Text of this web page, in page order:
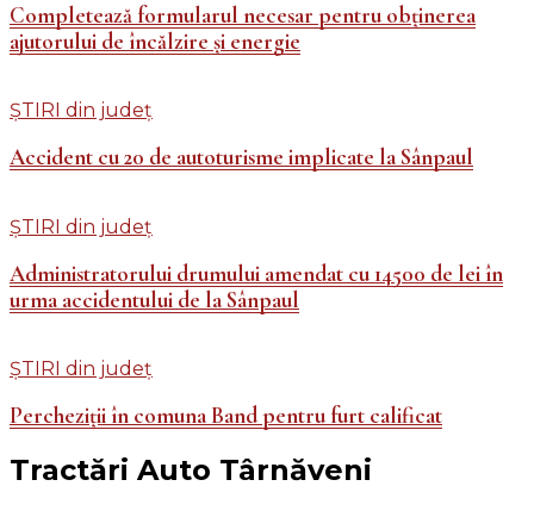
Completează formularul necesar pentru obținerea
ajutorului de încălzire și energie
ȘTIRI din județ
Accident cu 20 de autoturisme implicate la Sânpaul
ȘTIRI din județ
Administratorului drumului amendat cu 14500 de lei în
urma accidentului de la Sânpaul
ȘTIRI din județ
Percheziții în comuna Band pentru furt calificat
Tractări Auto Târnăveni